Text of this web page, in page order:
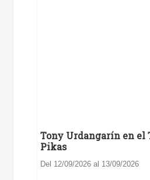
Tony Urdangarín en el
Pikas
Del 12/09/2026 al 13/09/2026